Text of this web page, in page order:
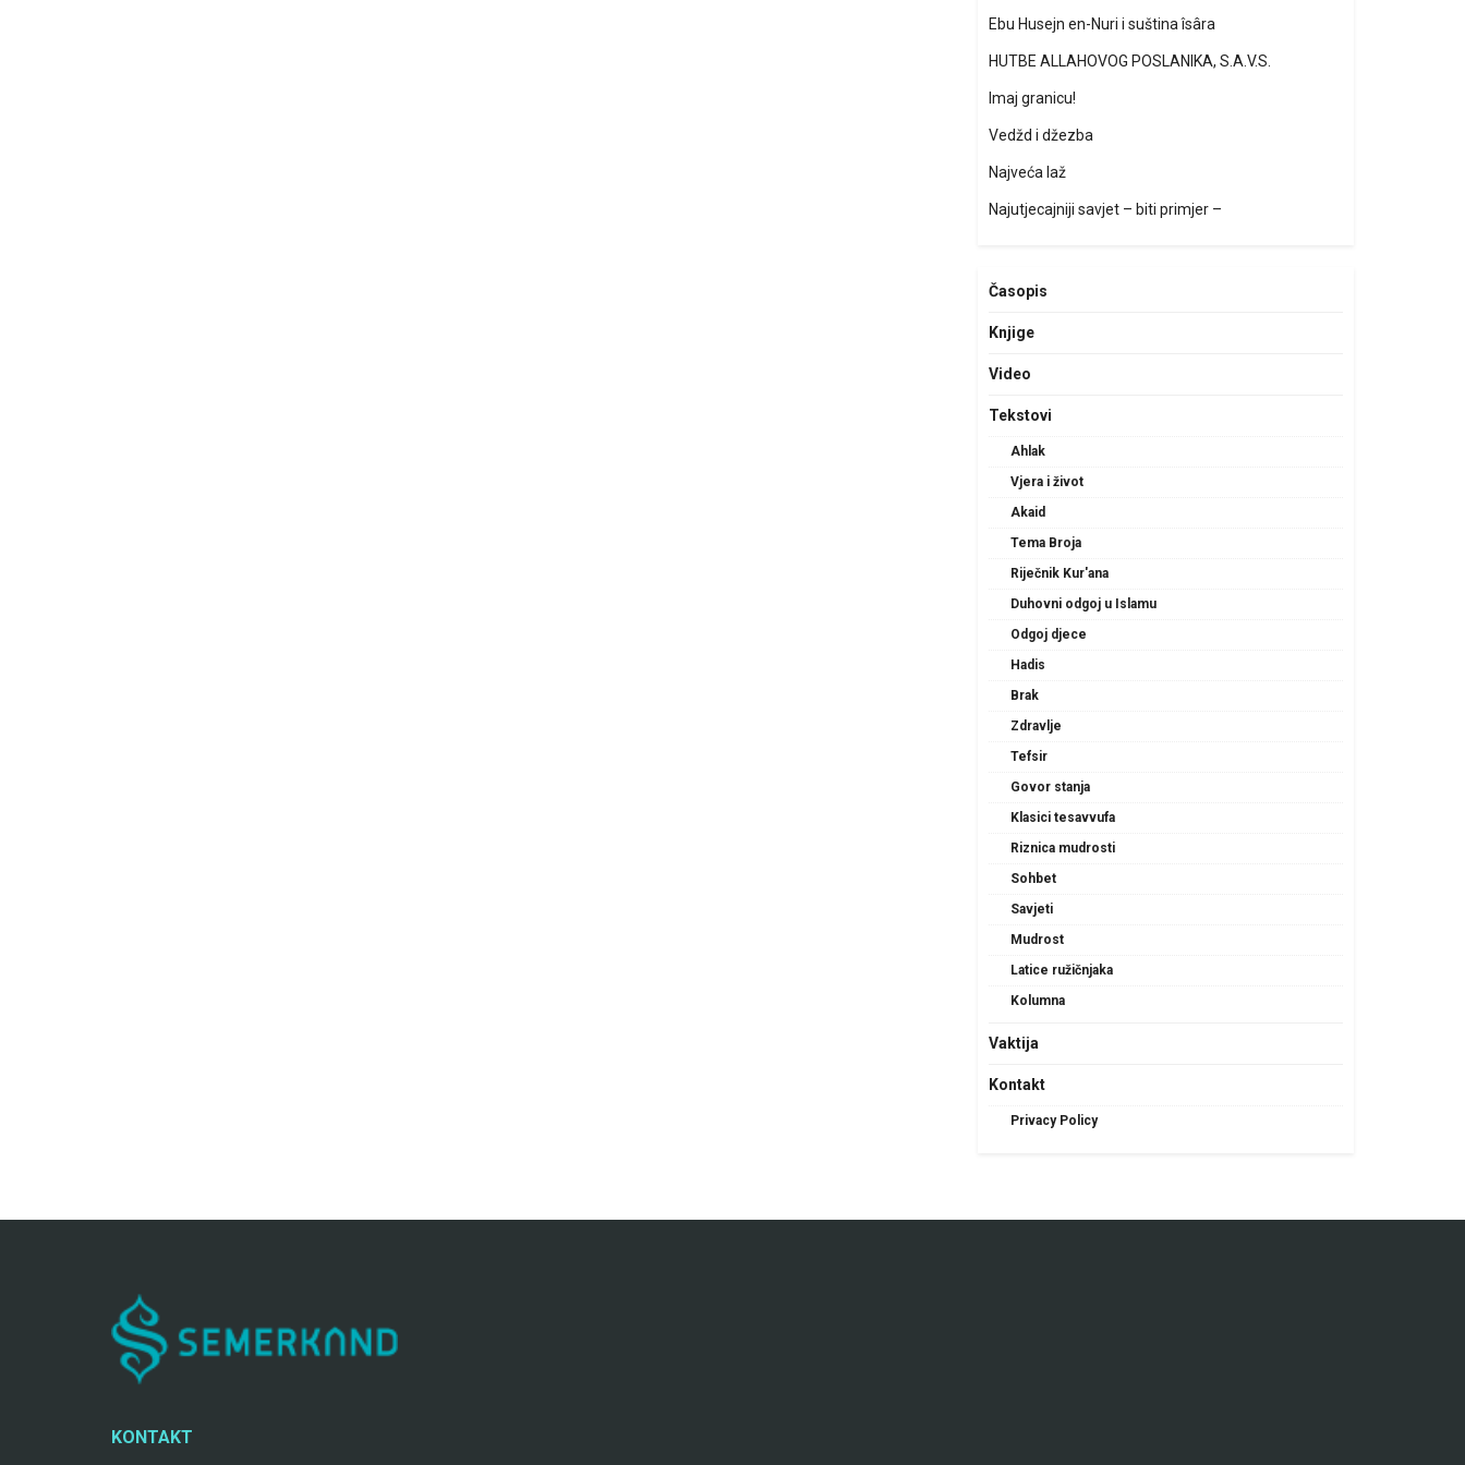
Ebu Husejn en-Nuri i suština îsâra
HUTBE ALLAHOVOG POSLANIKA, S.A.V.S.
Imaj granicu!
Vedžd i džezba
Najveća laž
Najutjecajniji savjet – biti primjer –
Časopis
Knjige
Video
Tekstovi
Ahlak
Vjera i život
Akaid
Tema Broja
Riječnik Kur'ana
Duhovni odgoj u Islamu
Odgoj djece
Hadis
Brak
Zdravlje
Tefsir
Govor stanja
Klasici tesavvufa
Riznica mudrosti
Sohbet
Savjeti
Mudrost
Latice ružičnjaka
Kolumna
Vaktija
Kontakt
Privacy Policy
KONTAKT